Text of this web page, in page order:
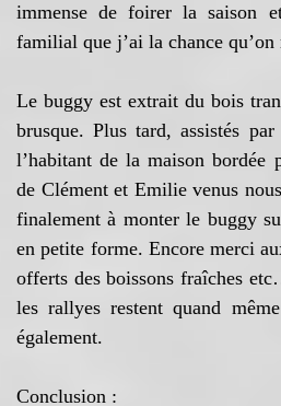
immense de foirer la saison
familial que j’ai la chance
Le buggy est extrait du bois
brusque. Plus tard, assistés
l’habitant de la maison bordée
de Clément et Emilie venus
finalement à monter le buggy
en petite forme. Encore merci
offerts des boissons fraîches
les rallyes restent quand
également.
Conclusion :